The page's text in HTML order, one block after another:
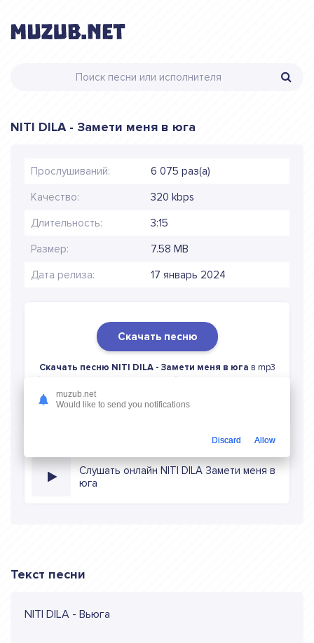
NITI DILA - Замети меня в юга
Прослушиваний: 6 075 раз(а)
Качество: 320 kbps
Длительность: 3:15
Размер: 7.58 MB
Дата релиза: 17 январь 2024
Скачать песню
Скачать песню NITI DILA - Замети меня в юга в mp3
(длина: 3:15, качество: 320 кбитс) бесплатно или слушать
Слушать онлайн NITI DILA Замети меня в
юга
Текст песни
NITI DILA - Вьюга
muzub.net
Would like to send you notifications
Discard Allow